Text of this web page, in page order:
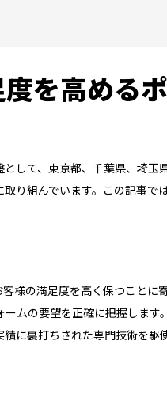
を高める
して、東京都、千葉県、埼
り組んでいます。この記事
様の満足度を高く保つこと
ムの要望を正確に把握しま
に裏打ちされた専門技術を